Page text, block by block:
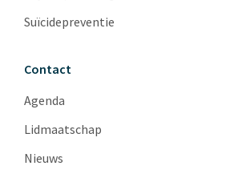
Suïcidepreventie
Contact
Agenda
Lidmaatschap
Nieuws